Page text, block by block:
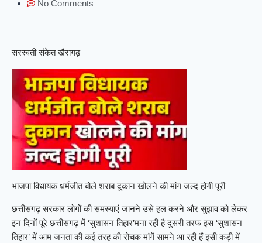
No Comments
सरस्वती संकेत खैरागढ़ –
भाजपा विधायक धर्मजीत बोले शराब दुकान खोलने की मांग जल्द होगी पूरी
छत्तीसगढ़ सरकार लोगों की समस्याएं जानने उसे हल करने और सुझाव को लेकर
इन दिनों पूरे छत्तीसगढ़ में ‘सुशासन तिहार’मना रही है दुसरी तरफ इस ‘सुशासन
तिहार’ में आम जनता की कई तरह की रोचक मांगें सामने आ रही हैं इसी कड़ी में